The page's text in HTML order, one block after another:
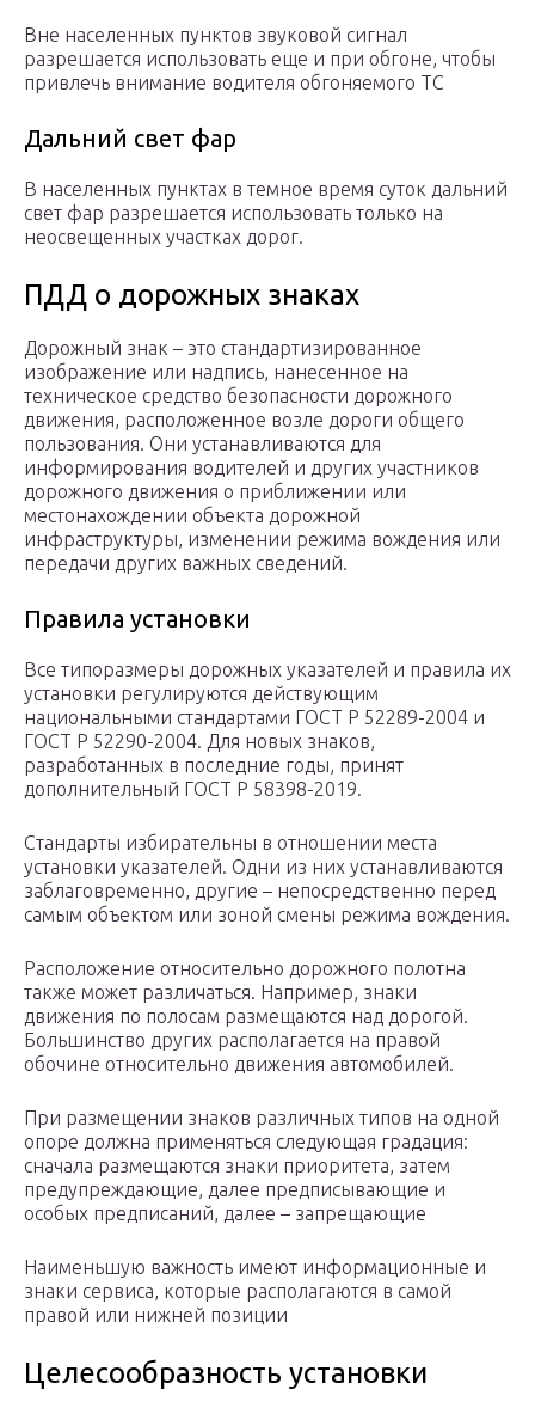
Вне населенных пунктов звуковой сигнал
разрешается использовать еще и при обгоне, чтобы
привлечь внимание водителя обгоняемого ТС
Дальний свет фар
В населенных пунктах в темное время суток дальний
свет фар разрешается использовать только на
неосвещенных участках дорог.
ПДД о дорожных знаках
Дорожный знак – это стандартизированное
изображение или надпись, нанесенное на
техническое средство безопасности дорожного
движения, расположенное возле дороги общего
пользования. Они устанавливаются для
информирования водителей и других участников
дорожного движения о приближении или
местонахождении объекта дорожной
инфраструктуры, изменении режима вождения или
передачи других важных сведений.
Правила установки
Все типоразмеры дорожных указателей и правила их
установки регулируются действующим
национальными стандартами ГОСТ Р 52289-2004 и
ГОСТ Р 52290-2004. Для новых знаков,
разработанных в последние годы, принят
дополнительный ГОСТ Р 58398-2019.
Стандарты избирательны в отношении места
установки указателей. Одни из них устанавливаются
заблаговременно, другие – непосредственно перед
самым объектом или зоной смены режима вождения.
Расположение относительно дорожного полотна
также может различаться. Например, знаки
движения по полосам размещаются над дорогой.
Большинство других располагается на правой
обочине относительно движения автомобилей.
При размещении знаков различных типов на одной
опоре должна применяться следующая градация:
сначала размещаются знаки приоритета, затем
предупреждающие, далее предписывающие и
особых предписаний, далее – запрещающие
Наименьшую важность имеют информационные и
знаки сервиса, которые располагаются в самой
правой или нижней позиции
Целесообразность установки